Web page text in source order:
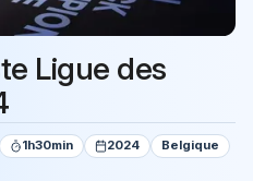
Ligue des
1h30min 2024 Belgique